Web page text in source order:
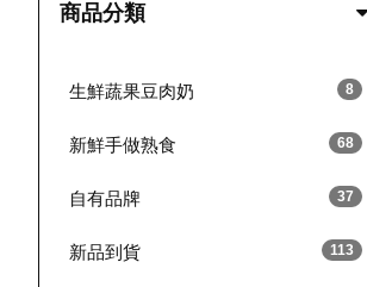
商品分類
8
生鮮蔬果豆肉奶
68
新鮮手做熟食
37
自有品牌
113
新品到貨